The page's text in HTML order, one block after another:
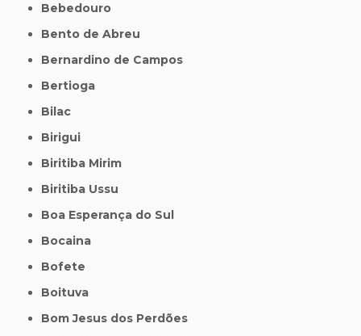
Bebedouro
Bento de Abreu
Bernardino de Campos
Bertioga
Bilac
Birigui
Biritiba Mirim
Biritiba Ussu
Boa Esperança do Sul
Bocaina
Bofete
Boituva
Bom Jesus dos Perdões